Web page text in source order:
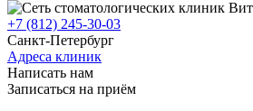
+7 (812) 245-30-03
Санкт-Петербург
Адреса клиник
Написать нам
Записаться на приём